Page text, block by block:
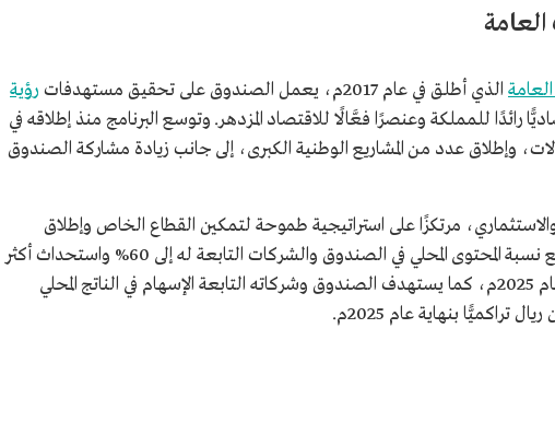
الذي أطلق في عام 2017م، يعمل الصندوق على تحقيق مستهدفات
رؤية
رائدًا للمملكة وعنصرًا فعَّالًا للاقتصاد المزدهر. وتوسع البرنامج منذ إطلاقه في
وإطلاق عدد من المشاريع الوطنية الكبرى، إلى جانب زيادة مشاركة الصندوق
مرتكزًا على استراتيجية طموحة لتمكين القطاع الخاص وإطلاق
القطاعات الواعدة، حيث يستهدف رفع نسبة المحتوى المحلي في الصندوق والشركات التابعة له إلى 60% واستحداث أكثر
من 1.8 مليون وظيفة تراكميًّا بنهاية عام 2025م، كما يستهدف الصندوق وشركاته التابعة الإسهام في الناتج المحلي